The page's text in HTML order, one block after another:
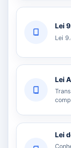
Lei
Lei
Lei
Lei